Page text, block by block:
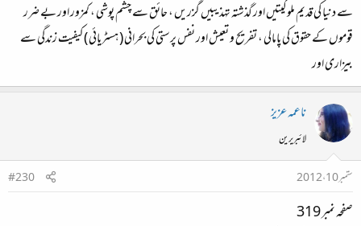
سے دنیا کی قدیم ملوکیتیں اور گذشتہ تہذیبیں گزریں ، حائق سے چشم پوشی ، کمزور اور بے ضرر
قوموں کے حقوق کی پامالی ، تفریح و تعیش اور نفس پرستی کی بحرانی ( ہسٹریائی ) کیفیت زندگی سے
بیزاری اور
ناعمہ عزیز
لائبریرین
ستمبر 10، 2012
#230
صفحہ نمبر 319